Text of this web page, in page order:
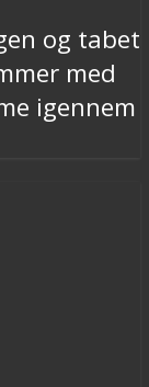
og tabet
med
igennem